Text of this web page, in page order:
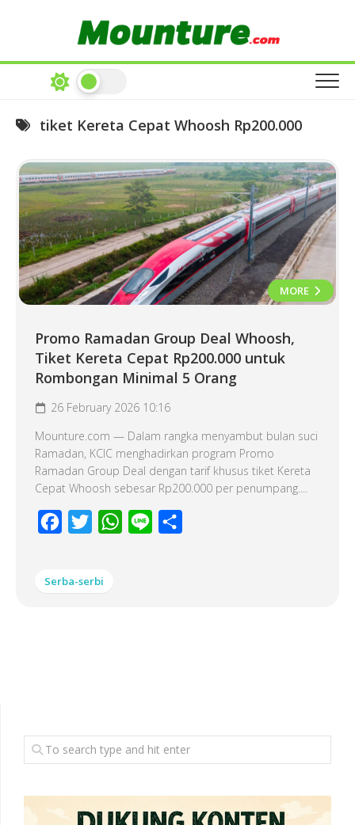
tiket Kereta Cepat Whoosh Rp200.000
MORE
Promo Ramadan Group Deal Whoosh,
Tiket Kereta Cepat Rp200.000 untuk
Rombongan Minimal 5 Orang
26 February 2026 10:16
Mounture.com — Dalam rangka menyambut bulan suci
Ramadan, KCIC menghadirkan program Promo
Ramadan Group Deal dengan tarif khusus tiket Kereta
Cepat Whoosh sebesar Rp200.000 per penumpang....
Facebook
Twitter WhatsApp
Line
Serba-serbi